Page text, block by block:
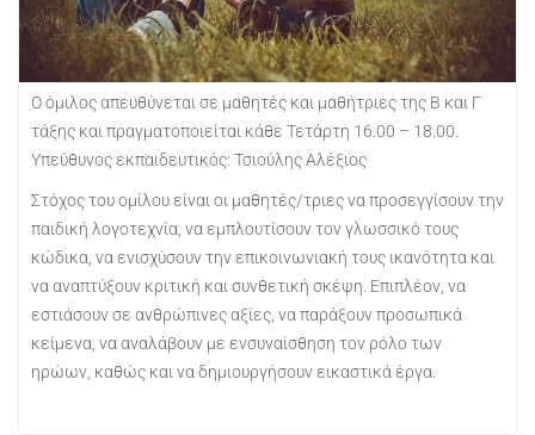
Ο όμιλος απευθύνεται σε μαθητές και μαθήτριες της Β και Γ
τάξης και πραγματοποιείται κάθε Τετάρτη 16.00 – 18.00.
Υπεύθυνος εκπαιδευτικός: Τσιούλης Αλέξιος
Στόχος του ομίλου είναι οι μαθητές/τριες να προσεγγίσουν την
παιδική λογοτεχνία, να εμπλουτίσουν τον γλωσσικό τους
κώδικα, να ενισχύσουν την επικοινωνιακή τους ικανότητα και
να αναπτύξουν κριτική και συνθετική σκέψη. Επιπλέον, να
εστιάσουν σε ανθρώπινες αξίες, να παράξουν προσωπικά
κείμενα, να αναλάβουν με ενσυναίσθηση τον ρόλο των
ηρώων, καθώς και να δημιουργήσουν εικαστικά έργα.